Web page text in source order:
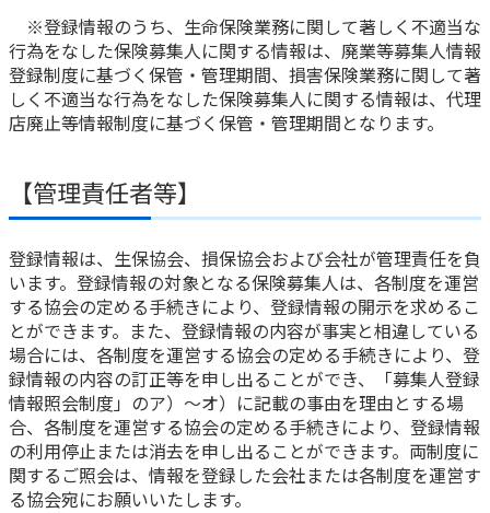
※登録情報のうち、生命保険業務に関して著しく不適当な
行為をなした保険募集人に関する情報は、廃業等募集人情報
登録制度に基づく保管・管理期間、損害保険業務に関して著
しく不適当な行為をなした保険募集人に関する情報は、代理
店廃止等情報制度に基づく保管・管理期間となります。
【管理責任者等】
登録情報は、生保協会、損保協会および会社が管理責任を負
います。登録情報の対象となる保険募集人は、各制度を運営
する協会の定める手続きにより、登録情報の開示を求めるこ
とができます。また、登録情報の内容が事実と相違している
場合には、各制度を運営する協会の定める手続きにより、登
録情報の内容の訂正等を申し出ることができ、「募集人登録
情報照会制度」のア）～オ）に記載の事由を理由とする場
合、各制度を運営する協会の定める手続きにより、登録情報
の利用停止または消去を申し出ることができます。両制度に
関するご照会は、情報を登録した会社または各制度を運営す
る協会宛にお願いいたします。